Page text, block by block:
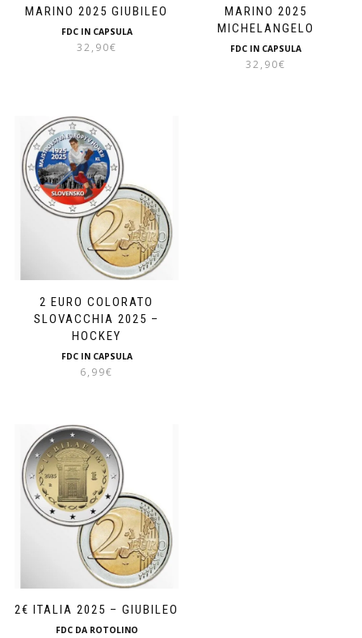
MARINO 2025 GIUBILEO
FDC IN CAPSULA
32,90€
MARINO 2025
MICHELANGELO
FDC IN CAPSULA
32,90€
2 EURO COLORATO
SLOVACCHIA 2025 –
HOCKEY
FDC IN CAPSULA
6,99€
2€ ITALIA 2025 – GIUBILEO
FDC DA ROTOLINO